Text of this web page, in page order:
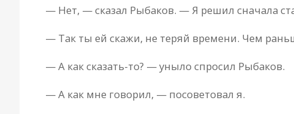
— Нет, — сказал Рыбаков. — Я решил сначала
— Так ты ей скажи, не теряй времени. Чем
— А как сказать-то? — уныло спросил Рыбаков.
— А как мне говорил, — посоветовал я.